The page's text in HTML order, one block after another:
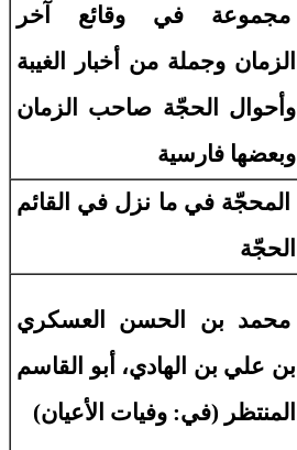
مجموعة في وقائع آخر
الزمان وجملة من أخبار الغيبة
وأحوال الحجّة صاحب الزمان
وبعضها فارسية
المحجّة في ما نزل في القائم
الحجّة
محمد بن الحسن العسكري
بن علي بن الهادي، أبو القاسم
المنتظر (في: وفيات الأعيان)